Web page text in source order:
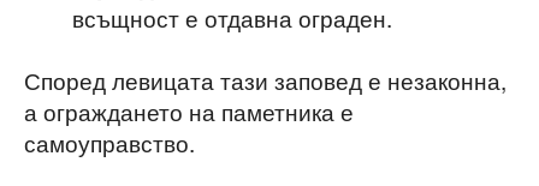
всъщност е отдавна ограден.
Според левицата тази заповед е незаконна,
а ограждането на паметника е
самоуправство.